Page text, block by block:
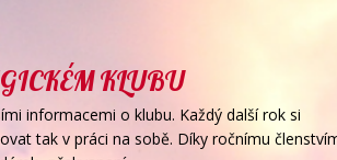
KLUBU
informacemi o klubu. Každý další rok si
tak v práci na sobě. Díky ročnímu